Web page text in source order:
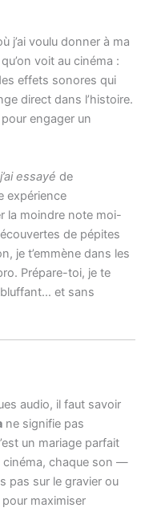
j’ai voulu donner à ma
voit au cinéma :
effets sonores qui
direct dans l’histoire.
engager un
j’ai essayé de
expérience
la moindre note moi-
de pépites
je t’emmène dans les
Prépare-toi, je te
et sans
audio, il faut savoir
ne signifie pas
un mariage parfait
cinéma, chaque son —
pas sur le gravier ou
maximiser